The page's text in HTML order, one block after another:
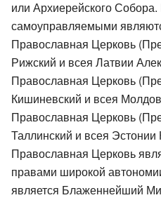
или Архиерейского
самоуправляемыми
Православная Церковь
Рижский и всея Латвии
Православная Церковь
Кишиневский и всея
Православная Церковь
Таллинский и всея Эстонии
Православная Церковь
правами широкой
является Блаженнейший